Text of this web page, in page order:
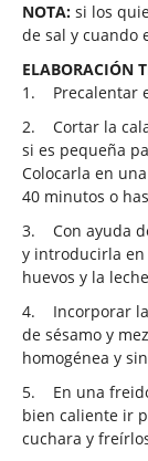
NOTA: si los
de sal y cuando
ELABORACIÓN
1.
Precalentar
2.
Cortar la
si es pequeña
Colocarla en
40 minutos o
3.
Con ayuda
y introducirla en
huevos y la
4.
Incorporar
de sésamo y
homogénea y
5.
En una
bien caliente ir
cuchara y